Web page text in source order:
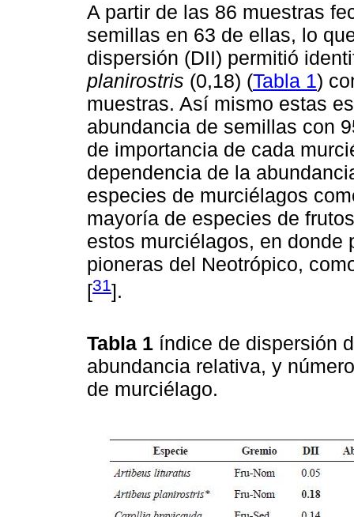
A partir de las 86 muestras
semillas en 63 de ellas, lo
dispersión (DII) permitió
planirostris (0,18) (Tabla 1)
muestras. Así mismo estas
abundancia de semillas con
de importancia de cada
dependencia de la
especies de murciélagos
mayoría de especies de
estos murciélagos, en donde
pioneras del Neotrópico,
[31].
Tabla 1 índice de dispersión
abundancia relativa, y
de murciélago.